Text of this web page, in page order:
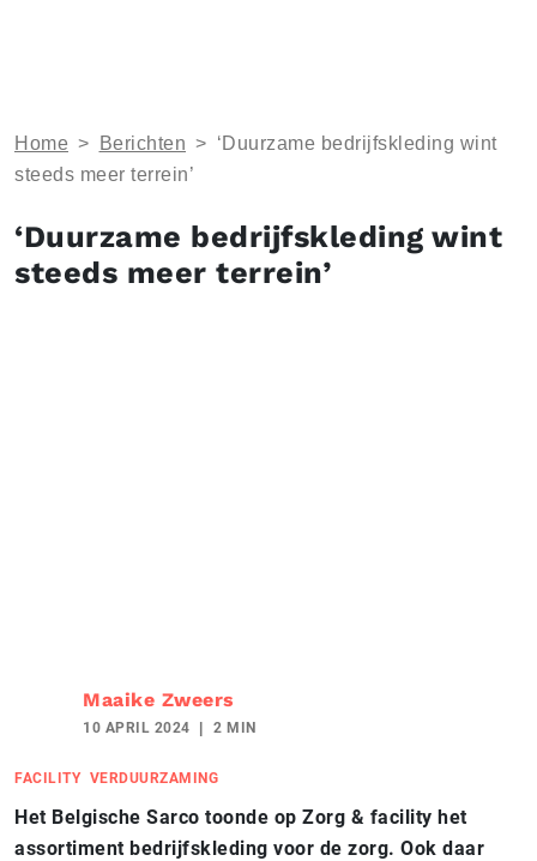
Home > Berichten > ‘Duurzame bedrijfskleding wint
steeds meer terrein’
‘Duurzame bedrijfskleding wint
steeds meer terrein’
Maaike Zweers
10 APRIL 2024 2 MIN
FACILITY VERDUURZAMING
Het Belgische Sarco toonde op Zorg & facility het
assortiment bedrijfskleding voor de zorg. Ook daar